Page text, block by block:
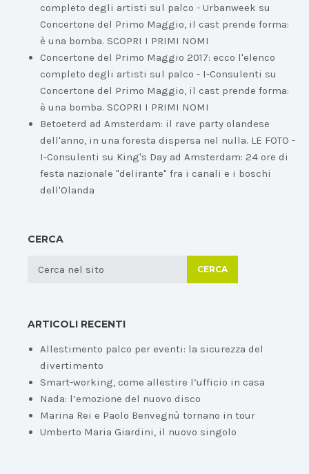
completo degli artisti sul palco - Urbanweek su
Concertone del Primo Maggio, il cast prende forma:
è una bomba. SCOPRI I PRIMI NOMI
Concertone del Primo Maggio 2017: ecco l'elenco
completo degli artisti sul palco - I-Consulenti su
Concertone del Primo Maggio, il cast prende forma:
è una bomba. SCOPRI I PRIMI NOMI
Betoeterd ad Amsterdam: il rave party olandese
dell'anno, in una foresta dispersa nel nulla. LE FOTO -
I-Consulenti su King's Day ad Amsterdam: 24 ore di
festa nazionale "delirante" fra i canali e i boschi
dell'Olanda
CERCA
CERCA
ARTICOLI RECENTI
Allestimento palco per eventi: la sicurezza del
divertimento
Smart-working, come allestire l’ufficio in casa
Nada: l’emozione del nuovo disco
Marina Rei e Paolo Benvegnù tornano in tour
Umberto Maria Giardini, il nuovo singolo